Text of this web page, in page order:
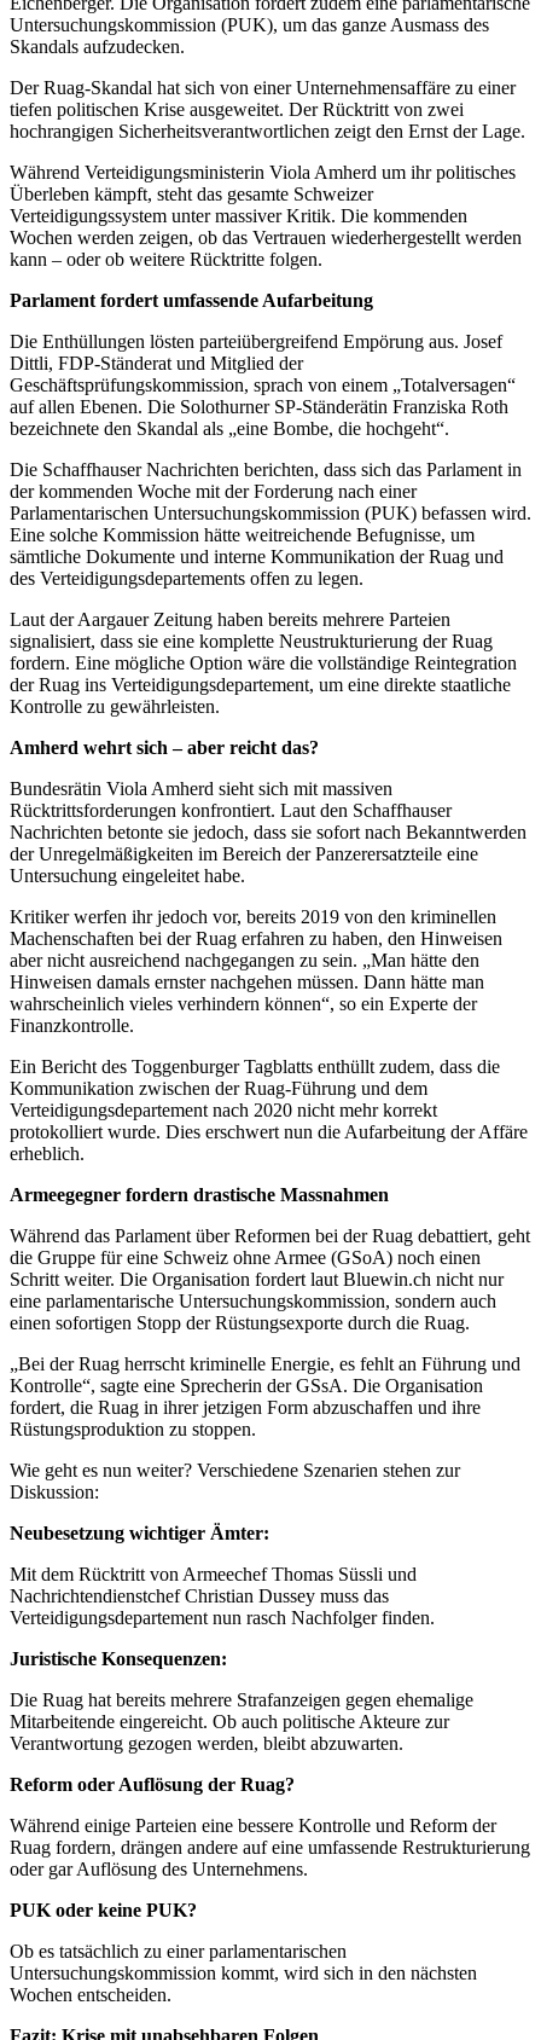
Untersuchungskommission (PUK), um das ganze Ausmass des
Skandals aufzudecken.
Der Ruag-Skandal hat sich von einer Unternehmensaffäre zu einer
tiefen politischen Krise ausgeweitet. Der Rücktritt von zwei
hochrangigen Sicherheitsverantwortlichen zeigt den Ernst der Lage.
Während Verteidigungsministerin Viola Amherd um ihr politisches
Überleben kämpft, steht das gesamte Schweizer
Verteidigungssystem unter massiver Kritik. Die kommenden
Wochen werden zeigen, ob das Vertrauen wiederhergestellt werden
kann – oder ob weitere Rücktritte folgen.
Parlament fordert umfassende Aufarbeitung
Die Enthüllungen lösten parteiübergreifend Empörung aus. Josef
Dittli, FDP-Ständerat und Mitglied der
Geschäftsprüfungskommission, sprach von einem „Totalversagen“
auf allen Ebenen. Die Solothurner SP-Ständerätin Franziska Roth
bezeichnete den Skandal als „eine Bombe, die hochgeht“.
Die Schaffhauser Nachrichten berichten, dass sich das Parlament in
der kommenden Woche mit der Forderung nach einer
Parlamentarischen Untersuchungskommission (PUK) befassen wird.
Eine solche Kommission hätte weitreichende Befugnisse, um
sämtliche Dokumente und interne Kommunikation der Ruag und
des Verteidigungsdepartements offen zu legen.
Laut der Aargauer Zeitung haben bereits mehrere Parteien
signalisiert, dass sie eine komplette Neustrukturierung der Ruag
fordern. Eine mögliche Option wäre die vollständige Reintegration
der Ruag ins Verteidigungsdepartement, um eine direkte staatliche
Kontrolle zu gewährleisten.
Amherd wehrt sich – aber reicht das?
Bundesrätin Viola Amherd sieht sich mit massiven
Rücktrittsforderungen konfrontiert. Laut den Schaffhauser
Nachrichten betonte sie jedoch, dass sie sofort nach Bekanntwerden
der Unregelmäßigkeiten im Bereich der Panzerersatzteile eine
Untersuchung eingeleitet habe.
Kritiker werfen ihr jedoch vor, bereits 2019 von den kriminellen
Machenschaften bei der Ruag erfahren zu haben, den Hinweisen
aber nicht ausreichend nachgegangen zu sein. „Man hätte den
Hinweisen damals ernster nachgehen müssen. Dann hätte man
wahrscheinlich vieles verhindern können“, so ein Experte der
Finanzkontrolle.
Ein Bericht des Toggenburger Tagblatts enthüllt zudem, dass die
Kommunikation zwischen der Ruag-Führung und dem
Verteidigungsdepartement nach 2020 nicht mehr korrekt
protokolliert wurde. Dies erschwert nun die Aufarbeitung der Affäre
erheblich.
Armeegegner fordern drastische Massnahmen
Während das Parlament über Reformen bei der Ruag debattiert, geht
die Gruppe für eine Schweiz ohne Armee (GSoA) noch einen
Schritt weiter. Die Organisation fordert laut Bluewin.ch nicht nur
eine parlamentarische Untersuchungskommission, sondern auch
einen sofortigen Stopp der Rüstungsexporte durch die Ruag.
„Bei der Ruag herrscht kriminelle Energie, es fehlt an Führung und
Kontrolle“, sagte eine Sprecherin der GSsA. Die Organisation
fordert, die Ruag in ihrer jetzigen Form abzuschaffen und ihre
Rüstungsproduktion zu stoppen.
Wie geht es nun weiter? Verschiedene Szenarien stehen zur
Diskussion:
Neubesetzung wichtiger Ämter:
Mit dem Rücktritt von Armeechef Thomas Süssli und
Nachrichtendienstchef Christian Dussey muss das
Verteidigungsdepartement nun rasch Nachfolger finden.
Juristische Konsequenzen:
Die Ruag hat bereits mehrere Strafanzeigen gegen ehemalige
Mitarbeitende eingereicht. Ob auch politische Akteure zur
Verantwortung gezogen werden, bleibt abzuwarten.
Reform oder Auflösung der Ruag?
Während einige Parteien eine bessere Kontrolle und Reform der
Ruag fordern, drängen andere auf eine umfassende Restrukturierung
oder gar Auflösung des Unternehmens.
PUK oder keine PUK?
Ob es tatsächlich zu einer parlamentarischen
Untersuchungskommission kommt, wird sich in den nächsten
Wochen entscheiden.
Fazit: Krise mit unabsehbaren Folgen